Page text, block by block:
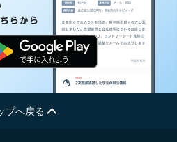
プへ戻る